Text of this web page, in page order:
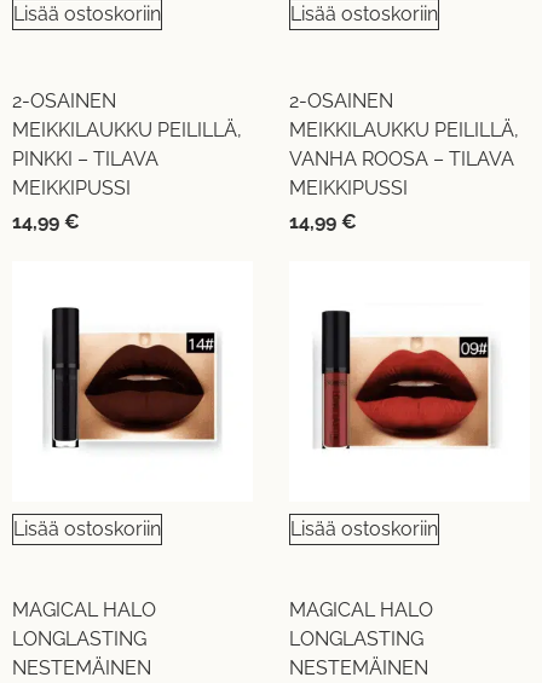
Lisää ostoskoriin
2-OSAINEN
MEIKKILAUKKU PEILILLÄ,
PINKKI – TILAVA
MEIKKIPUSSI
14,99 €
Lisää ostoskoriin
2-OSAINEN
MEIKKILAUKKU PEILILLÄ,
VANHA ROOSA – TILAVA
MEIKKIPUSSI
14,99 €
Lisää ostoskoriin
MAGICAL HALO
LONGLASTING
NESTEMÄINEN
Lisää ostoskoriin
MAGICAL HALO
LONGLASTING
NESTEMÄINEN